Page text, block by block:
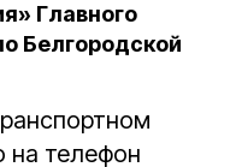
Главного
Белгородской
на телефон